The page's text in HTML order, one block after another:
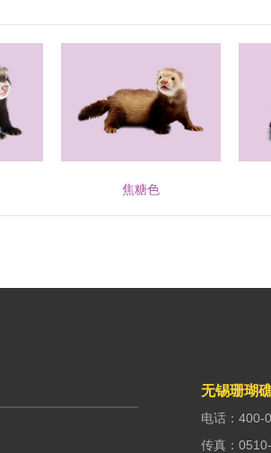
焦糖色
无锡珊瑚
电话：400-
传真：